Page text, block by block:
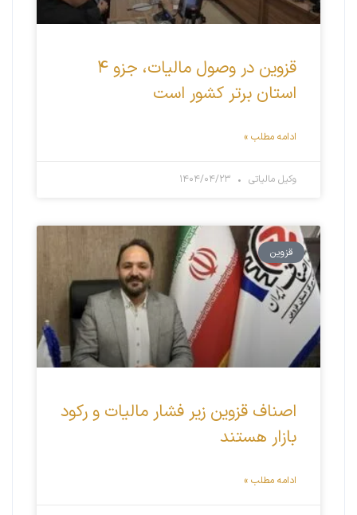
قزوین در وصول مالیات، جزو ۴
استان برتر کشور است
ادامه مطلب »
وکیل مالیاتی
قزوین
اصناف قزوین زیر فشار مالیات و رکود
بازار هستند
ادامه مطلب »